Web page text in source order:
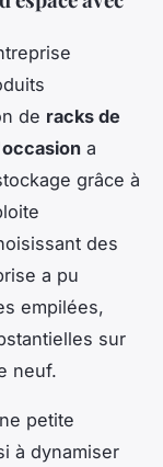
de racks de
a
grâce à
des
a pu
empilées,
sur
neuf.
petite
à dynamiser